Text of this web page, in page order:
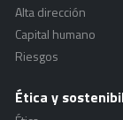
Alta dirección
Capital humano
Riesgos
Ética y